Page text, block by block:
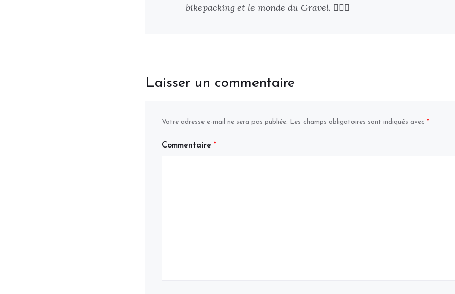
bikepacking et le monde du Gravel. 🚴🏻‍♂️
Laisser un commentaire
Votre adresse e-mail ne sera pas publiée. Les champs obligatoires sont indiqués avec *
Commentaire *